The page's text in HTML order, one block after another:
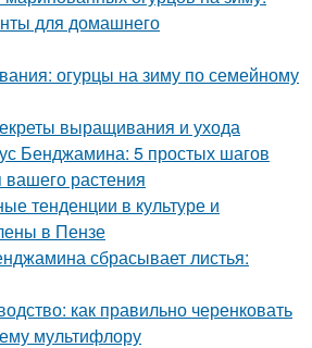
для домашнего
огурцы на зиму по семейному
выращивания и ухода
Бенджамина: 5 простых шагов
растения
тенденции в культуре и
в Пензе
сбрасывает листья:
как правильно черенковать
мультифлору